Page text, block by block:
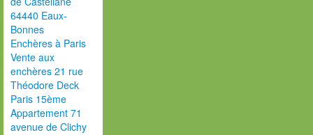
64440 Eaux-
Bonnes
Enchères à Paris
Vente aux
enchères 21 rue
Théodore Deck
Paris 15ème
Appartement 71
avenue de Clichy